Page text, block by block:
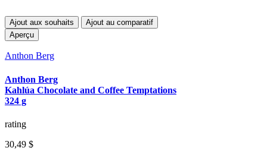
Ajout aux souhaits
Ajout au comparatif
Aperçu
Anthon Berg
Anthon Berg
Kahlúa Chocolate and Coffee Temptations
324 g
rating
30,49 $